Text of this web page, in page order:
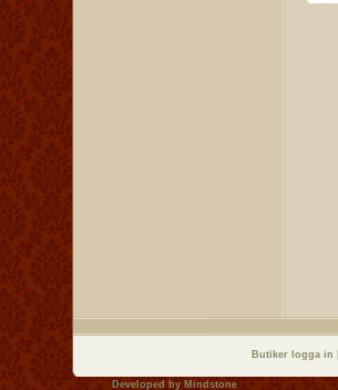
Butiker logga in
Developed by Mindstone